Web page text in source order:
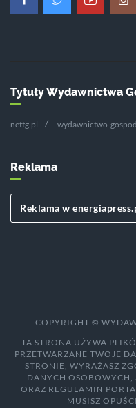
Tytuły Wydawnictwa
nettg.pl wydawnictwo-
Reklama
Reklama w
COPYRIGHT ©
TA STRONA UŻYWA
PRZETWARZANE TWOJE
STRONIE, WYRAŻASZ
DANYCH OSOBOWYCH,
ORAZ REGULAMIN
MUSISZ